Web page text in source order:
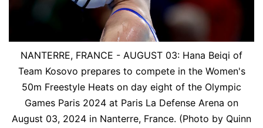
NANTERRE, FRANCE - AUGUST 03: Hana Beiqi of
Team Kosovo prepares to compete in the Women's
50m Freestyle Heats on day eight of the Olympic
Games Paris 2024 at Paris La Defense Arena on
August 03, 2024 in Nanterre, France. (Photo by Quinn